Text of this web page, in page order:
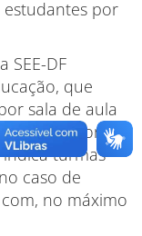
por
SEE-DF
que
sala de aula
Nacional
indica turmas
caso de
no máximo